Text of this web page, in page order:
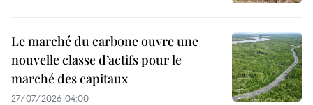
Le marché du carbone ouvre une
nouvelle classe d’actifs pour le
marché des capitaux
27/07/2026 04:00